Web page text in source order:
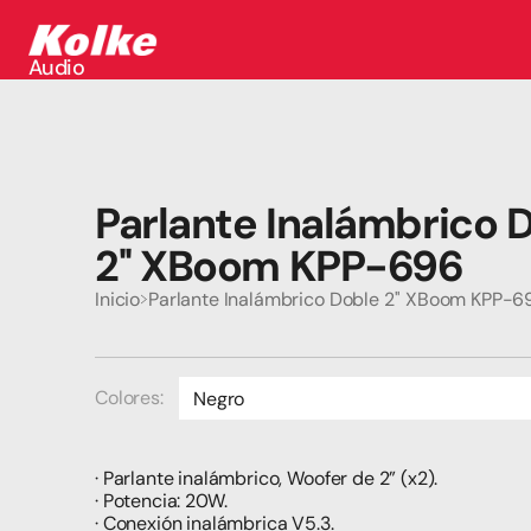
Audio
Seguridad
Perifericos
Televisores
Tabletas
Parlante Inalámbrico
2'' XBoom KPP-696
Inicio Parlante Inalámbrico Doble 2'' XBoom KPP-
Colores:
Negro
· Parlante inalámbrico, Woofer de 2” (x2).
· Potencia: 20W.
· Conexión inalámbrica V5.3.